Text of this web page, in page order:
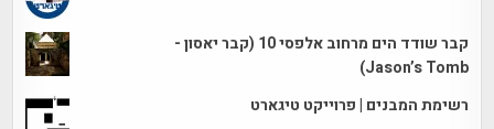
קבר שודד הים מרחוב אלפסי 10 (קבר יאסון -
Jason’s Tomb)
רשימת המבנים | פרוייקט טיגארט